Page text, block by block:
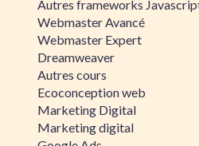
Autres frameworks
Webmaster Avancé
Webmaster Expert
Dreamweaver
Autres cours
Ecoconception web
Marketing Digital
Marketing digital